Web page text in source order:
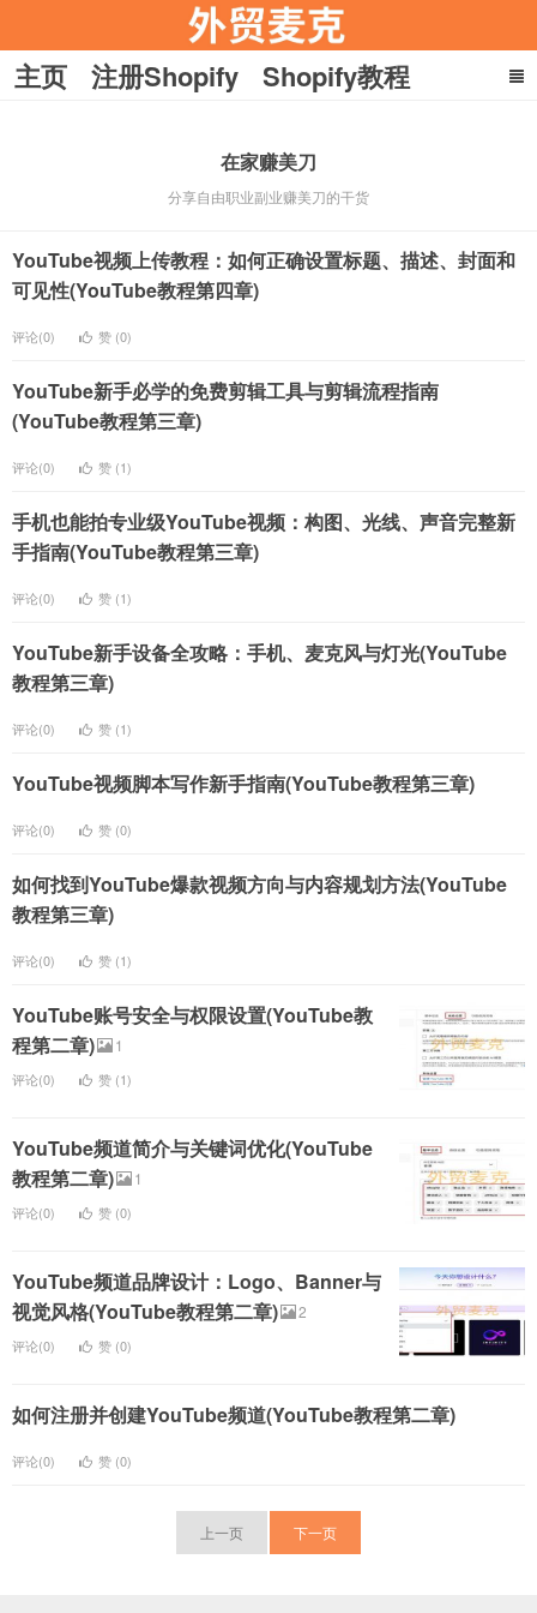
外贸麦克
主页 注册Shopify
Shopify教程
关于麦克
在家赚美刀
分享自由职业副业赚美刀的干货
YouTube视频上传教程：如何正确设置标题、描述、封面和
可见性(YouTube教程第四章)
评论(0) 赞 (0)
YouTube新手必学的免费剪辑工具与剪辑流程指南
(YouTube教程第三章)
评论(0) 赞 (1)
手机也能拍专业级YouTube视频：构图、光线、声音完整新
手指南(YouTube教程第三章)
评论(0) 赞 (1)
YouTube新手设备全攻略：手机、麦克风与灯光(YouTube
教程第三章)
评论(0) 赞 (1)
YouTube视频脚本写作新手指南(YouTube教程第三章)
评论(0) 赞 (0)
如何找到YouTube爆款视频方向与内容规划方法(YouTube
教程第三章)
评论(0) 赞 (1)
YouTube账号安全与权限设置(YouTube教
程第二章)
1
评论(0) 赞 (1)
YouTube频道简介与关键词优化(YouTube
教程第二章)
1
评论(0) 赞 (0)
YouTube频道品牌设计：Logo、Banner与
视觉风格(YouTube教程第二章)
2
评论(0) 赞 (0)
如何注册并创建YouTube频道(YouTube教程第二章)
评论(0) 赞 (0)
上一页 下一页